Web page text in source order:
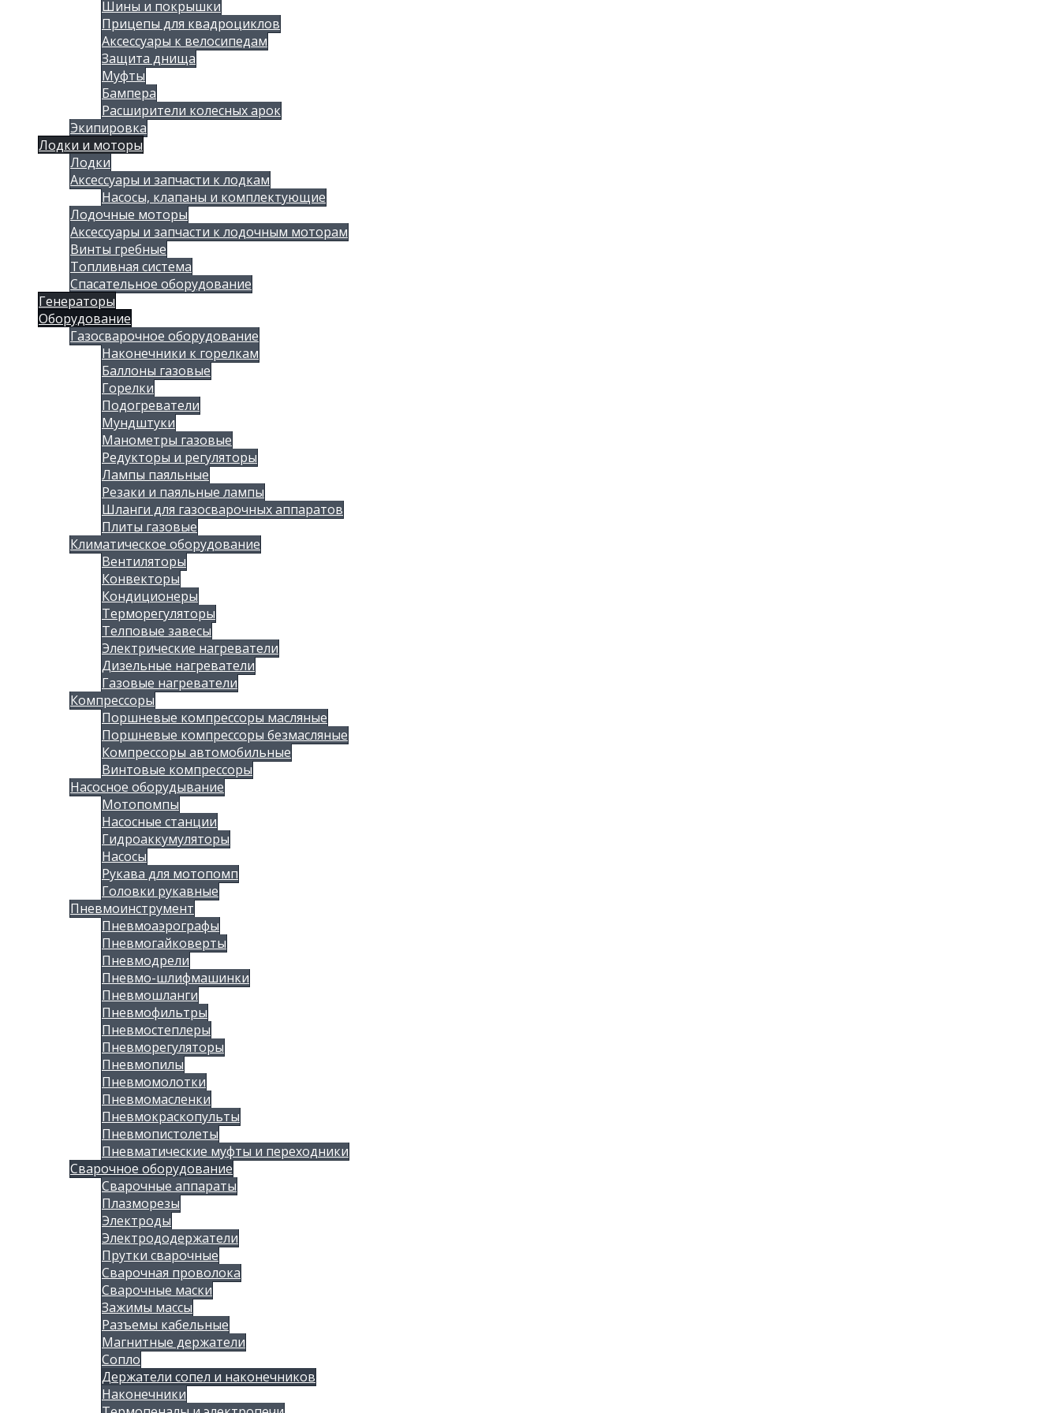
Шины и покрышки
Прицепы для квадроциклов
Аксессуары к велосипедам
Защита днища
Муфты
Бампера
Расширители колесных арок
Экипировка
Лодки и моторы
Лодки
Аксессуары и запчасти к лодкам
Насосы, клапаны и комплектующие
Лодочные моторы
Аксессуары и запчасти к лодочным моторам
Винты гребные
Топливная система
Спасательное оборудование
Генераторы
Оборудование
Газосварочное оборудование
Наконечники к горелкам
Баллоны газовые
Горелки
Подогреватели
Мундштуки
Манометры газовые
Редукторы и регуляторы
Лампы паяльные
Резаки и паяльные лампы
Шланги для газосварочных аппаратов
Плиты газовые
Климатическое оборудование
Вентиляторы
Конвекторы
Кондиционеры
Терморегуляторы
Телповые завесы
Электрические нагреватели
Дизельные нагреватели
Газовые нагреватели
Компрессоры
Поршневые компрессоры масляные
Поршневые компрессоры безмасляные
Компрессоры автомобильные
Винтовые компрессоры
Насосное оборудывание
Мотопомпы
Насосные станции
Гидроаккумуляторы
Насосы
Рукава для мотопомп
Головки рукавные
Пневмоинструмент
Пневмоаэрографы
Пневмогайковерты
Пневмодрели
Пневмо-шлифмашинки
Пневмошланги
Пневмофильтры
Пневмостеплеры
Пневморегуляторы
Пневмопилы
Пневмомолотки
Пневмомасленки
Пневмокраскопульты
Пневмопистолеты
Пневматические муфты и переходники
Сварочное оборудование
Сварочные аппараты
Плазморезы
Электроды
Электрододержатели
Прутки сварочные
Сварочная проволока
Сварочные маски
Зажимы массы
Разъемы кабельные
Магнитные держатели
Сопло
Держатели сопел и наконечников
Наконечники